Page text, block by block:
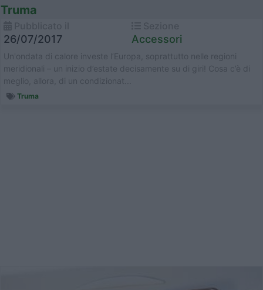
Truma
26/07/2017 Accessori
Un'ondata di calore investe l’Europa, soprattutto nelle regioni
meridionali – un inizio d’estate decisamente su di giri! Cosa c’è di
meglio, allora, di un condizionat...
Truma